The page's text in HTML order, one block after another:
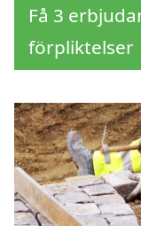
Få 3
förpliktelser